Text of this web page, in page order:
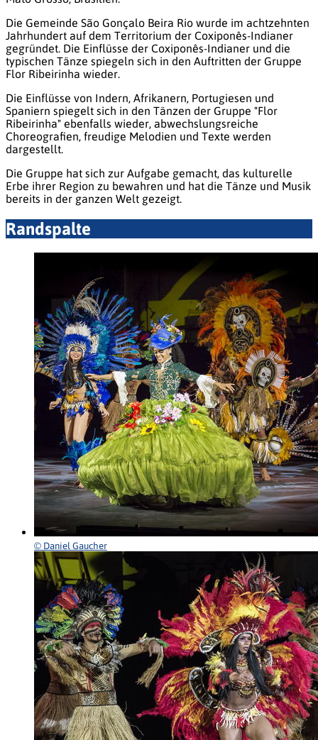
Die Gemeinde São Gonçalo Beira Rio wurde im achtzehnten
Jahrhundert auf dem Territorium der Coxiponês-Indianer
gegründet. Die Einflüsse der Coxiponês-Indianer und die
typischen Tänze spiegeln sich in den Auftritten der Gruppe
Flor Ribeirinha wieder.
Die Einflüsse von Indern, Afrikanern, Portugiesen und
Spaniern spiegelt sich in den Tänzen der Gruppe "Flor
Ribeirinha" ebenfalls wieder, abwechslungsreiche
Choreografien, freudige Melodien und Texte werden
dargestellt.
Die Gruppe hat sich zur Aufgabe gemacht, das kulturelle
Erbe ihrer Region zu bewahren und hat die Tänze und Musik
bereits in der ganzen Welt gezeigt.
Randspalte
© Daniel Gaucher